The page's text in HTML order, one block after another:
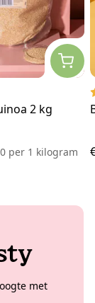
2 kg
per1 kilogram
met